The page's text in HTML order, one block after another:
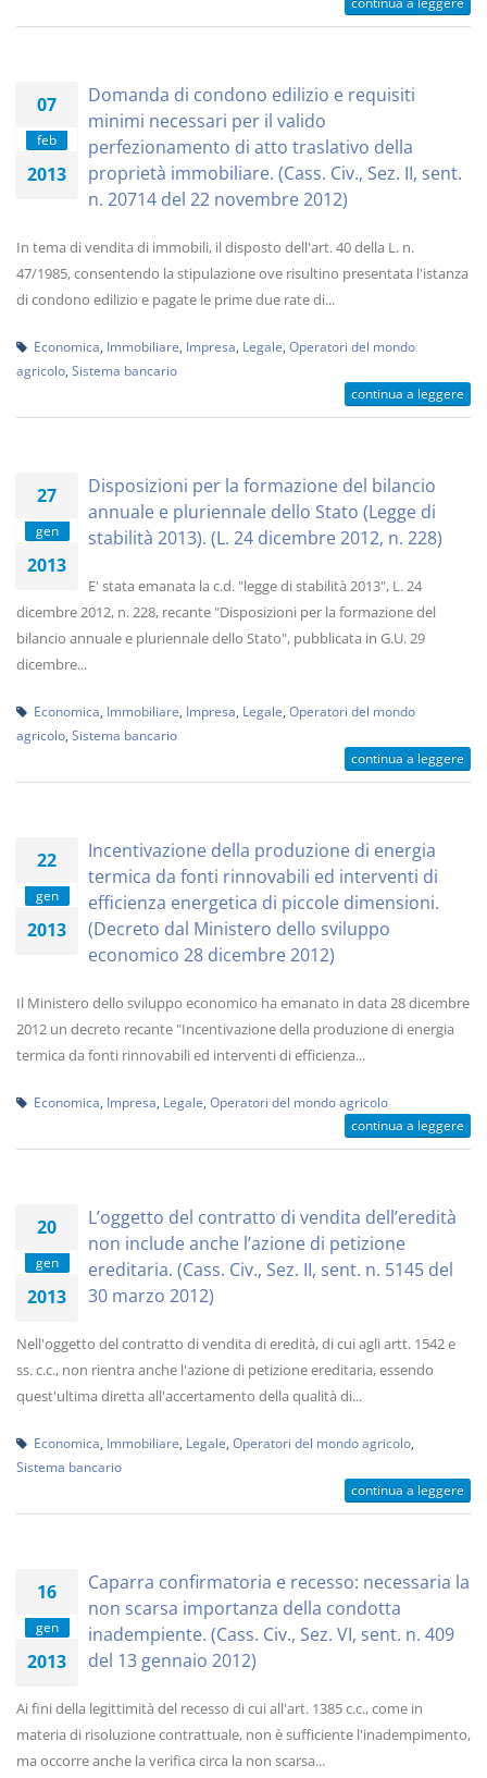
07
feb
2013
Domanda di condono edilizio e requisiti
minimi necessari per il valido
perfezionamento di atto traslativo della
proprietà immobiliare. (Cass. Civ., Sez. II, sent.
n. 20714 del 22 novembre 2012)
In tema di vendita di immobili, il disposto dell'art. 40 della L. n.
47/1985, consentendo la stipulazione ove risultino presentata l'istanza
di condono edilizio e pagate le prime due rate di...
Economica Immobiliare Impresa Legale Operatori del mondo
agricolo Sistema bancario
continua a leggere
27
gen
2013
Disposizioni per la formazione del bilancio
annuale e pluriennale dello Stato (Legge di
stabilità 2013). (L. 24 dicembre 2012, n. 228)
E' stata emanata la c.d. "legge di stabilità 2013", L. 24
dicembre 2012, n. 228, recante "Disposizioni per la formazione del
bilancio annuale e pluriennale dello Stato", pubblicata in G.U. 29
dicembre...
Economica Immobiliare Impresa Legale Operatori del mondo
agricolo Sistema bancario
continua a leggere
22
gen
2013
Incentivazione della produzione di energia
termica da fonti rinnovabili ed interventi di
efficienza energetica di piccole dimensioni.
(Decreto dal Ministero dello sviluppo
economico 28 dicembre 2012)
Il Ministero dello sviluppo economico ha emanato in data 28 dicembre
2012 un decreto recante "Incentivazione della produzione di energia
termica da fonti rinnovabili ed interventi di efficienza...
Economica Impresa Legale Operatori del mondo agricolo
continua a leggere
20
gen
2013
L’oggetto del contratto di vendita dell’eredità
non include anche l’azione di petizione
ereditaria. (Cass. Civ., Sez. II, sent. n. 5145 del
30 marzo 2012)
Nell'oggetto del contratto di vendita di eredità, di cui agli artt. 1542 e
ss. c.c., non rientra anche l'azione di petizione ereditaria, essendo
quest'ultima diretta all'accertamento della qualità di...
Economica Immobiliare Legale Operatori del mondo agricolo
Sistema bancario
continua a leggere
16
gen
2013
Caparra confirmatoria e recesso: necessaria la
non scarsa importanza della condotta
inadempiente. (Cass. Civ., Sez. VI, sent. n. 409
del 13 gennaio 2012)
Ai fini della legittimità del recesso di cui all'art. 1385 c.c., come in
materia di risoluzione contrattuale, non è sufficiente l'inadempimento,
ma occorre anche la verifica circa la non scarsa...